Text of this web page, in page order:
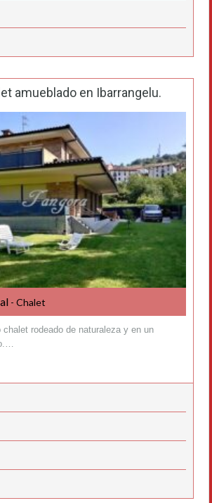
amueblado en Ibarrangelu.
- Chalet
chalet rodeado de naturaleza y en un